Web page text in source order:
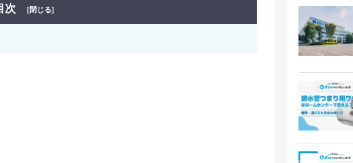
次 [閉じる]